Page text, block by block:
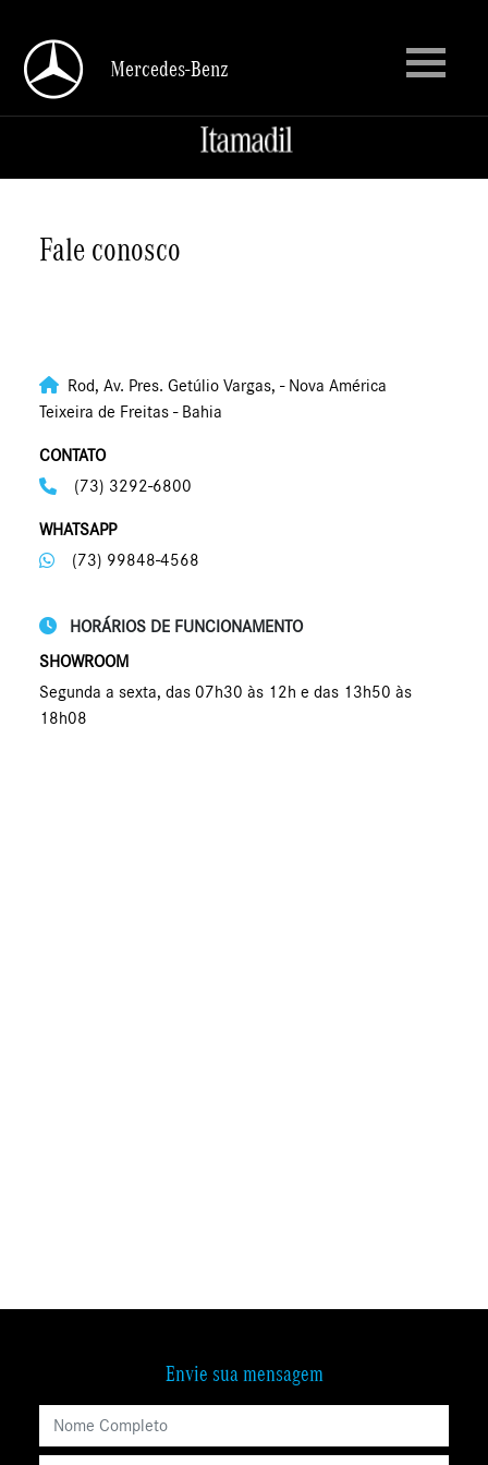
Mercedes-Benz
Fale conosco
Rod, Av. Pres. Getúlio Vargas, - Nova América
Teixeira de Freitas - Bahia
CONTATO
(73) 3292-6800
WHATSAPP
(73) 99848-4568
HORÁRIOS DE FUNCIONAMENTO
SHOWROOM
Segunda a sexta, das 07h30 às 12h e das 13h50 às
18h08
Envie sua mensagem
Mercedes-Benz